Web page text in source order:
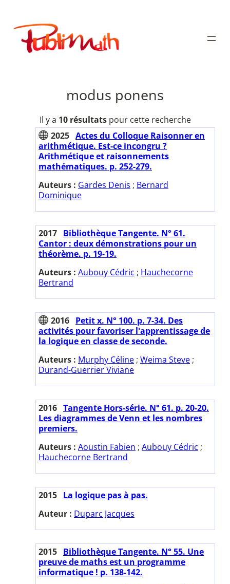
contenu
Publimath
modus ponens
Il y a 10 résultatspour cette recherche
2025 Actes du Colloque Raisonner en
arithmétique. Est-ce incongru ?
Arithmétique et raisonnements
mathématiques. p. 252-279.
Auteurs : Gardes Denis ; Bernard
Dominique
2017 Bibliothèque Tangente. N° 61.
Cantor : deux démonstrations pour un
théorème. p. 19-19.
Auteurs : Aubouy Cédric ; Hauchecorne
Bertrand
2016 Petit x. N° 100. p. 7-34. Des
activités pour favoriser l'apprentissage de
la logique en classe de seconde.
Auteurs : Murphy Céline ; Weima Steve ;
Durand-Guerrier Viviane
2016 Tangente Hors-série. N° 61. p. 20-20.
Les diagrammes de Venn et les nombres
premiers.
Auteurs : Aoustin Fabien ; Aubouy Cédric ;
Hauchecorne Bertrand
2015 La logique pas à pas.
Auteur : Duparc Jacques
2015 Bibliothèque Tangente. N° 55. Une
preuve de maths est un programme
informatique ! p. 138-142.